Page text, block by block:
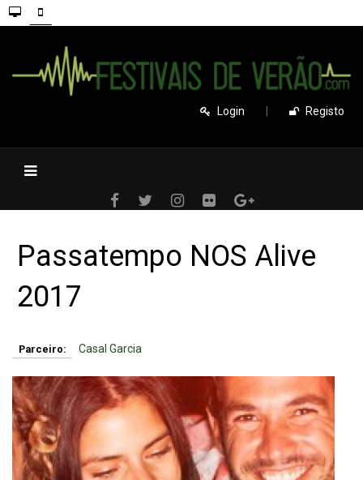
Login Registo
Passatempo NOS Alive
2017
Parceiro: Casal Garcia